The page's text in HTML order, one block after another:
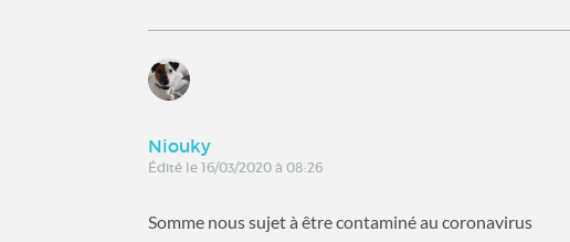
Niouky
Édité le 16/03/2020 à 08:26
Somme nous sujet à être contaminé au coronavirus